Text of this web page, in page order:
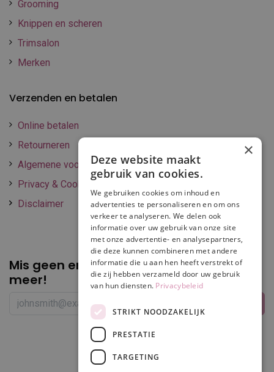
Grooming
Knippen en scheren
Trimsalon
Merken
Verzenden en betalen
Online betalen
Retourneren
Algemene voorwaarden
Privacy & Cookie policy
Disclaimer
Mis geen enkelepromotie of korting
meer!
×
Deze website maakt
gebruik van cookies.
We gebruiken cookies om inhoud en
advertenties te personaliseren en om ons
verkeer te analyseren. We delen ook
informatie over uw gebruik van onze site
met onze advertentie- en analysepartners,
die deze kunnen combineren met andere
informatie die u aan hen heeft verstrekt of
die zij hebben verzameld door uw gebruik
van hun diensten. Privacybeleid
STRIKT NOODZAKELIJK
PRESTATIE
TARGETING